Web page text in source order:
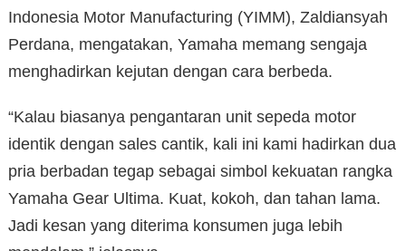
Indonesia Motor Manufacturing (YIMM), Zaldiansyah
Perdana, mengatakan, Yamaha memang sengaja
menghadirkan kejutan dengan cara berbeda.
“Kalau biasanya pengantaran unit sepeda motor
identik dengan sales cantik, kali ini kami hadirkan dua
pria berbadan tegap sebagai simbol kekuatan rangka
Yamaha Gear Ultima. Kuat, kokoh, dan tahan lama.
Jadi kesan yang diterima konsumen juga lebih